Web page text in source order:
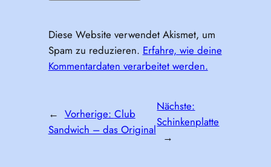
Diese Website verwendet Akismet, um
Spam zu reduzieren. Erfahre, wie deine
Kommentardaten verarbeitet werden.
← Vorherige: Club
Sandwich – das Original
Nächste:
Schinkenplatte
→